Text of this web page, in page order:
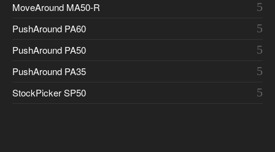
MoveAround MA50-R
PushAround PA60
PushAround PA50
PushAround PA35
StockPicker SP50